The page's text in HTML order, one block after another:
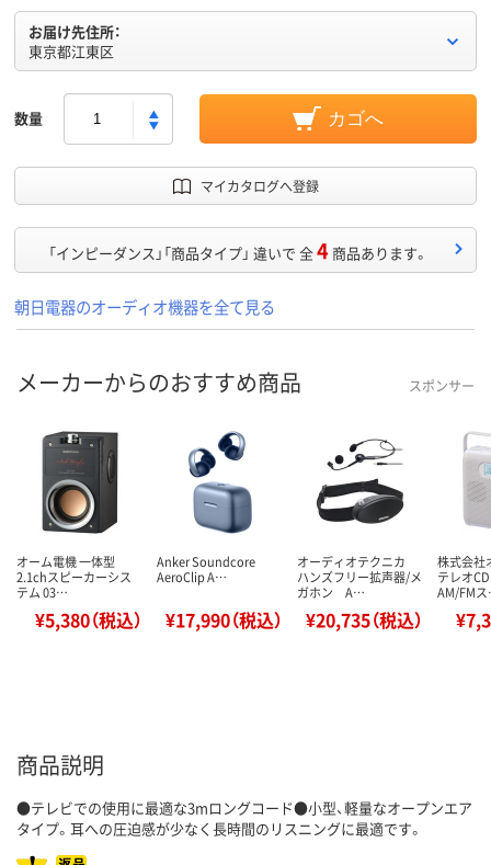
お届け先住所：
東京都江東区
数量 カゴへ
マイカタログへ登録
「インピーダンス」「商品タイプ」 違いで 全4 商品あります。
朝日電器のオーディオ機器を全て見る
メーカーからのおすすめ商品 スポンサー
オーム電機 一体型
2.1chスピーカーシス
テム 03…
¥5,380（税込）
Anker Soundcore
AeroClip A…
¥17,990（税込）
オーディオテクニカ
ハンズフリー拡声器/メ
ガホン A…
¥20,735（税込）
株式会社
テレオ
AM/FM
商品説明
●テレビでの使用に最適な3mロングコード●小型、軽量なオープンエア
タイプ。耳への圧迫感が少なく長時間のリスニングに最適です。